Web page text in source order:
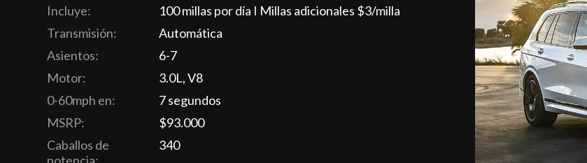
Incluye:
100 millas por día I Millas adicionales $3/milla
Transmisión:
Automática
Asientos:
6-7
Motor:
3.0L, V8
0-60mph en:
7 segundos
MSRP:
$93.000
Caballos de
340